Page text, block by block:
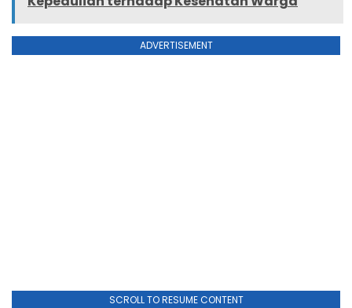
ADVERTISEMENT
SCROLL TO RESUME CONTENT